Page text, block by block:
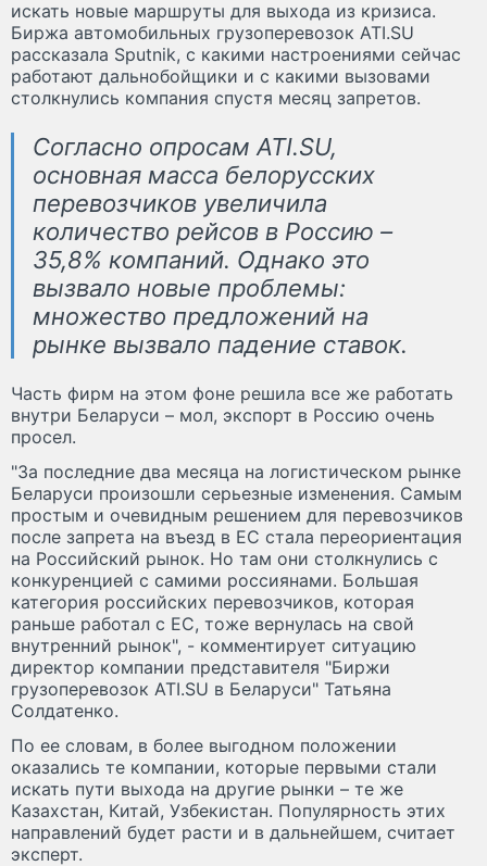
искать новые маршруты для выхода из кризиса.
Биржа автомобильных грузоперевозок ATI.SU
рассказала Sputnik, с какими настроениями сейчас
работают дальнобойщики и с какими вызовами
столкнулись компания спустя месяц запретов.
Согласно опросам ATI.SU,
основная масса белорусских
перевозчиков увеличила
количество рейсов в Россию –
35,8% компаний. Однако это
вызвало новые проблемы:
множество предложений на
рынке вызвало падение ставок.
Часть фирм на этом фоне решила все же работать
внутри Беларуси – мол, экспорт в Россию очень
просел.
"За последние два месяца на логистическом рынке
Беларуси произошли серьезные изменения. Самым
простым и очевидным решением для перевозчиков
после запрета на въезд в ЕС стала переориентация
на Российский рынок. Но там они столкнулись с
конкуренцией с самими россиянами. Большая
категория российских перевозчиков, которая
раньше работал с ЕС, тоже вернулась на свой
внутренний рынок", - комментирует ситуацию
директор компании представителя "Биржи
грузоперевозок ATI.SU в Беларуси" Татьяна
Солдатенко.
По ее словам, в более выгодном положении
оказались те компании, которые первыми стали
искать пути выхода на другие рынки – те же
Казахстан, Китай, Узбекистан. Популярность этих
направлений будет расти и в дальнейшем, считает
эксперт.